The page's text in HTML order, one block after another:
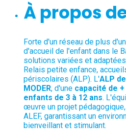
À propos
Forte d'un réseau de plus
d'accueil de l'enfant dans le
solutions variées et
Relais petite enfance,
périscolaires (ALP). L'ALP de
MODER, d'une capacité de
enfants de 3 à 12 ans.
œuvre un projet
ALEF, garantissant un
bienveillant et stimulant.